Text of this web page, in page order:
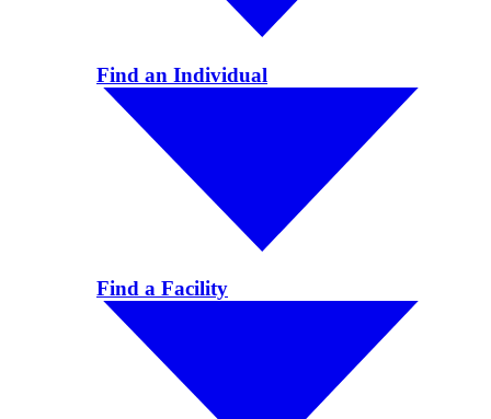
Find an Individual
Find a Facility